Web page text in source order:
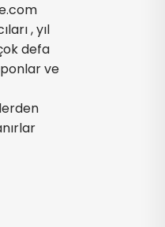
, yıl
defa
ve